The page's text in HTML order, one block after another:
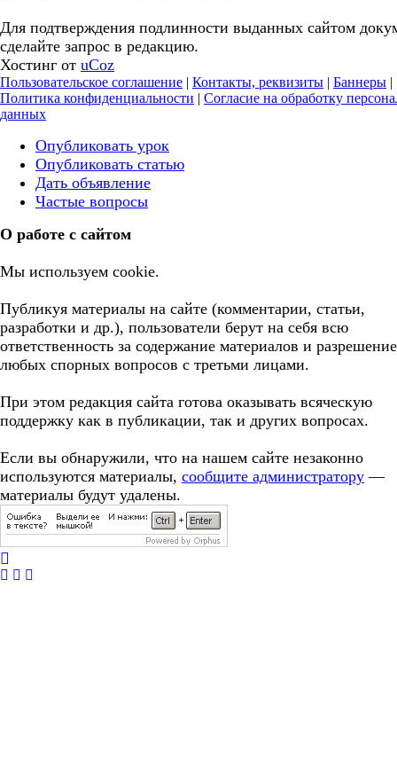
Для подтверждения подлинности выданных сайтом
сделайте запрос в редакцию.
Хостинг от uCoz
Пользовательское соглашение | Контакты, реквизиты | Баннеры |
Политика конфиденциальности | Согласие на обработку
данных
Опубликовать урок
Опубликовать статью
Дать объявление
Частые вопросы
О работе с сайтом
Мы используем cookie.
Публикуя материалы на сайте (комментарии, статьи,
разработки и др.), пользователи берут на себя всю
ответственность за содержание материалов и разрешение
любых спорных вопросов с третьми лицами.
При этом редакция сайта готова оказывать всяческую
поддержку как в публикации, так и других вопросах.
Если вы обнаружили, что на нашем сайте незаконно
используются материалы, сообщите администратору —
материалы будут удалены.